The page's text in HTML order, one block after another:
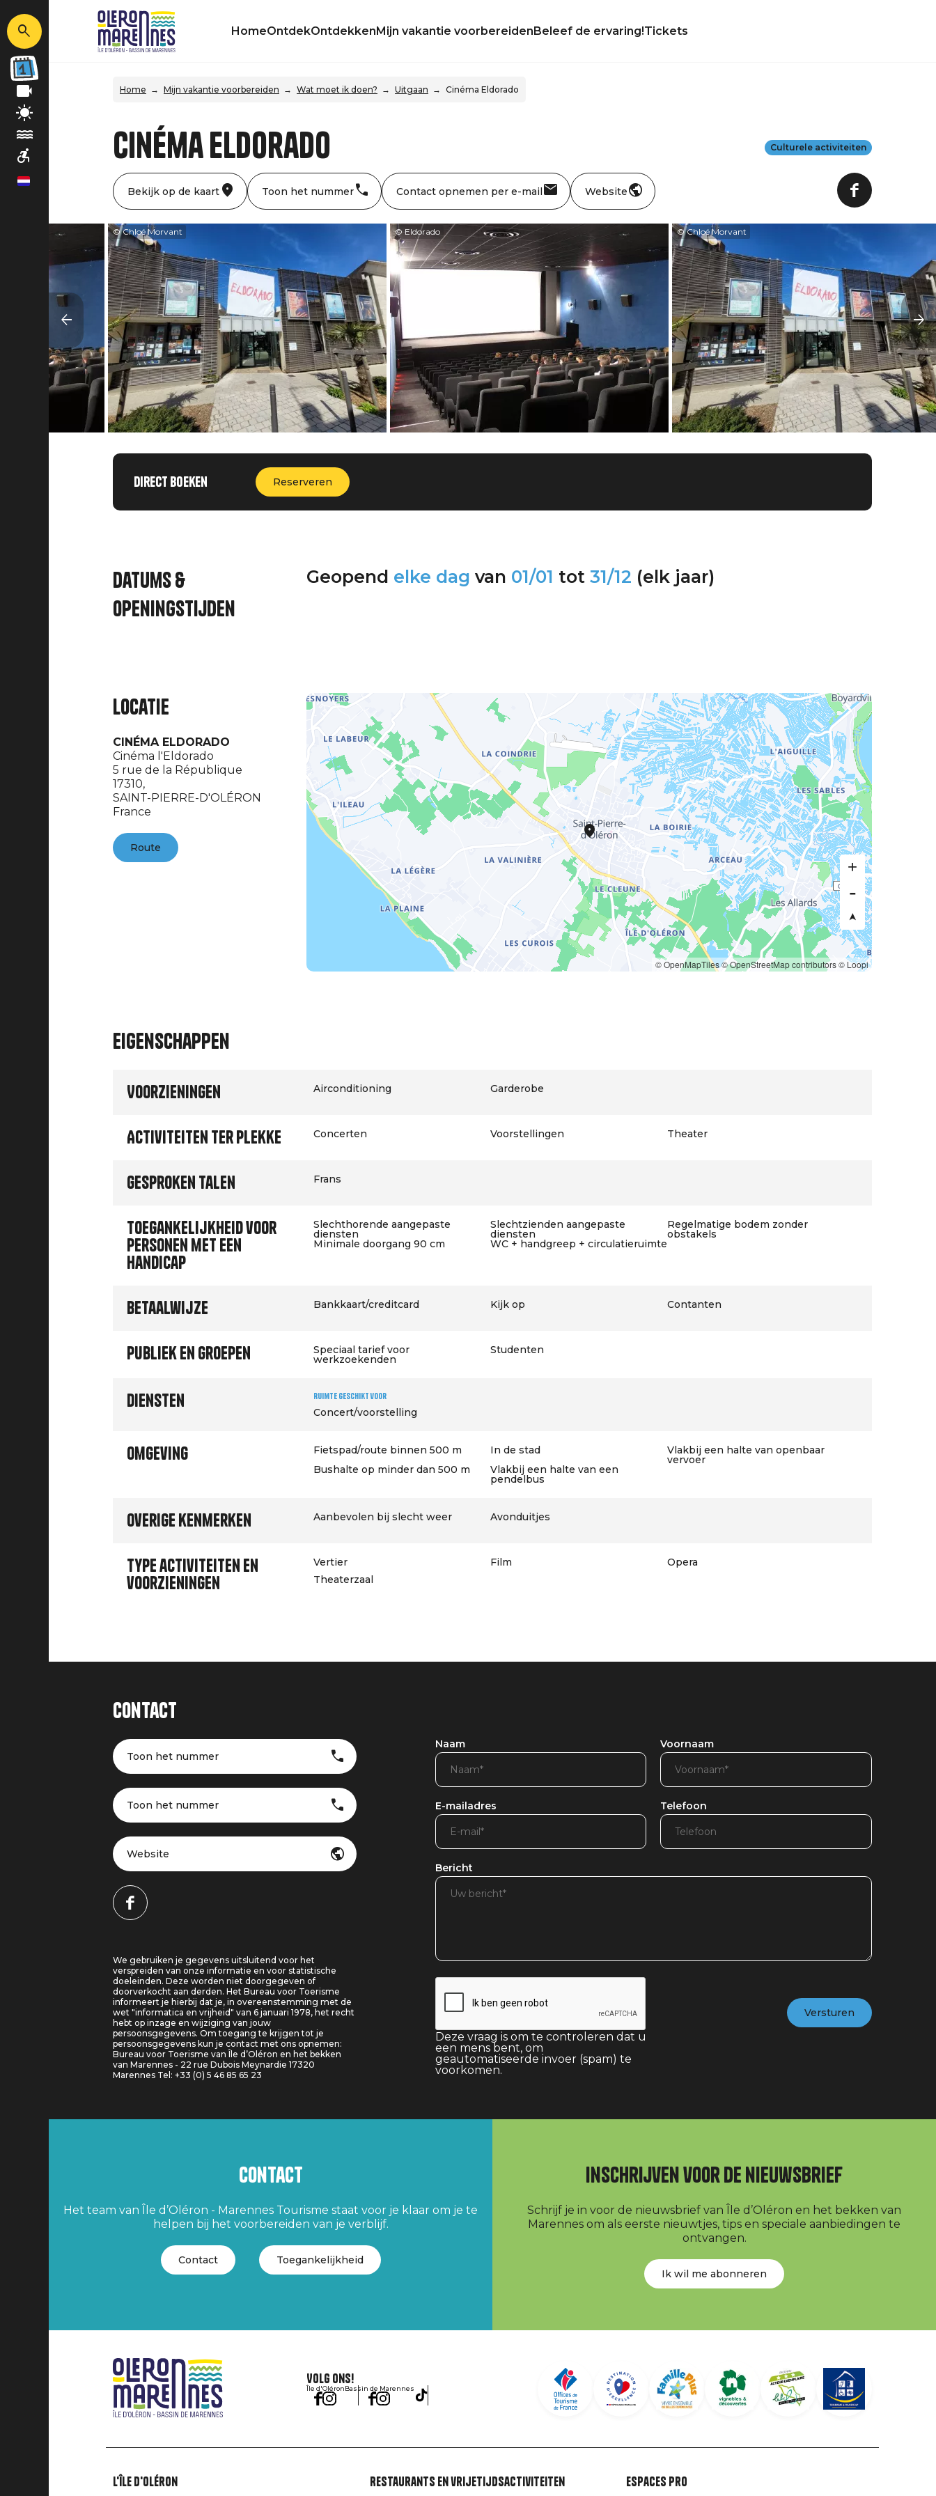
nl
HomeOntdekOntdekkenMijn vakantie voorbereidenBeleef de ervaring!Tickets
Home Mijn vakantie voorbereiden Wat moet ik doen? Uitgaan Cinéma Eldorado
Cinéma Eldorado Culturele activiteiten
Bekijk op de kaart Toon het nummer Contact opnemen per e-mail Website
© Chloé Morvant © Eldorado © Chloé Morvant
Direct boeken Reserveren
Datums &
openingstijden
Geopend elke dag van 01/01 tot 31/12 (elk jaar)
Locatie
CINÉMA ELDORADO
Cinéma l'Eldorado
5 rue de la République
17310,
SAINT-PIERRE-D'OLÉRON
France
Route
© OpenMapTiles© OpenStreetMap contributors© Loopi
Eigenschappen
Voorzieningen Airconditioning Garderobe
Activiteiten ter plekke Concerten Voorstellingen Theater
Gesproken talen Frans
Toegankelijkheid voor
personen met een
handicap
Slechthorende aangepaste
diensten
Slechtzienden aangepaste
diensten
Regelmatige bodem zonder
obstakels
Minimale doorgang 90 cm WC + handgreep + circulatieruimte
Betaalwijze Bankkaart/creditcard Kijk op Contanten
Publiek en groepen Speciaal tarief voor
werkzoekenden
Studenten
Diensten Ruimte geschikt voor
Concert/voorstelling
Omgeving Fietspad/route binnen 500 m In de stad Vlakbij een halte van openbaar
vervoer
Bushalte op minder dan 500 m Vlakbij een halte van een
pendelbus
Overige kenmerken Aanbevolen bij slecht weer Avonduitjes
Type activiteiten en
voorzieningen
Vertier Film
Opera
Theaterzaal
Contact
Toon het nummer
Toon het nummer
Website
We gebruiken je gegevens uitsluitend voor het
verspreiden van onze informatie en voor statistische
doeleinden. Deze worden niet doorgegeven of
doorverkocht aan derden. Het Bureau voor Toerisme
informeert je hierbij dat je, in overeenstemming met de
wet "informatica en vrijheid" van 6 januari 1978, het recht
hebt op inzage en wijziging van jouw
persoonsgegevens. Om toegang te krijgen tot je
persoonsgegevens kun je contact met ons opnemen:
Bureau voor Toerisme van Île d’Oléron en het bekken
van Marennes - 22 rue Dubois Meynardie 17320
Marennes Tel: +33 (0) 5 46 85 65 23
Naam Voornaam
E-mailadres Telefoon
Bericht
Deze vraag is om te controleren dat u
een mens bent, om
geautomatiseerde invoer (spam) te
voorkomen.
Contact
Het team van Île d’Oléron - Marennes Tourisme staat voor je klaar om je te
helpen bij het voorbereiden van je verblijf.
Contact Toegankelijkheid
Inschrijven voor de nieuwsbrief
Schrijf je in voor de nieuwsbrief van Île d’Oléron en het bekken van
Marennes om als eerste nieuwtjes, tips en speciale aanbiedingen te
ontvangen.
Ik wil me abonneren
Volg ons!
Île d'OléronBassin de Marennes
L'île d'Oléron Restaurants en vrijetijdsactiviteiten Espaces Pro